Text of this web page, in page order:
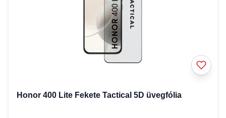
Honor 400 Lite Fekete Tactical 5D üvegfólia